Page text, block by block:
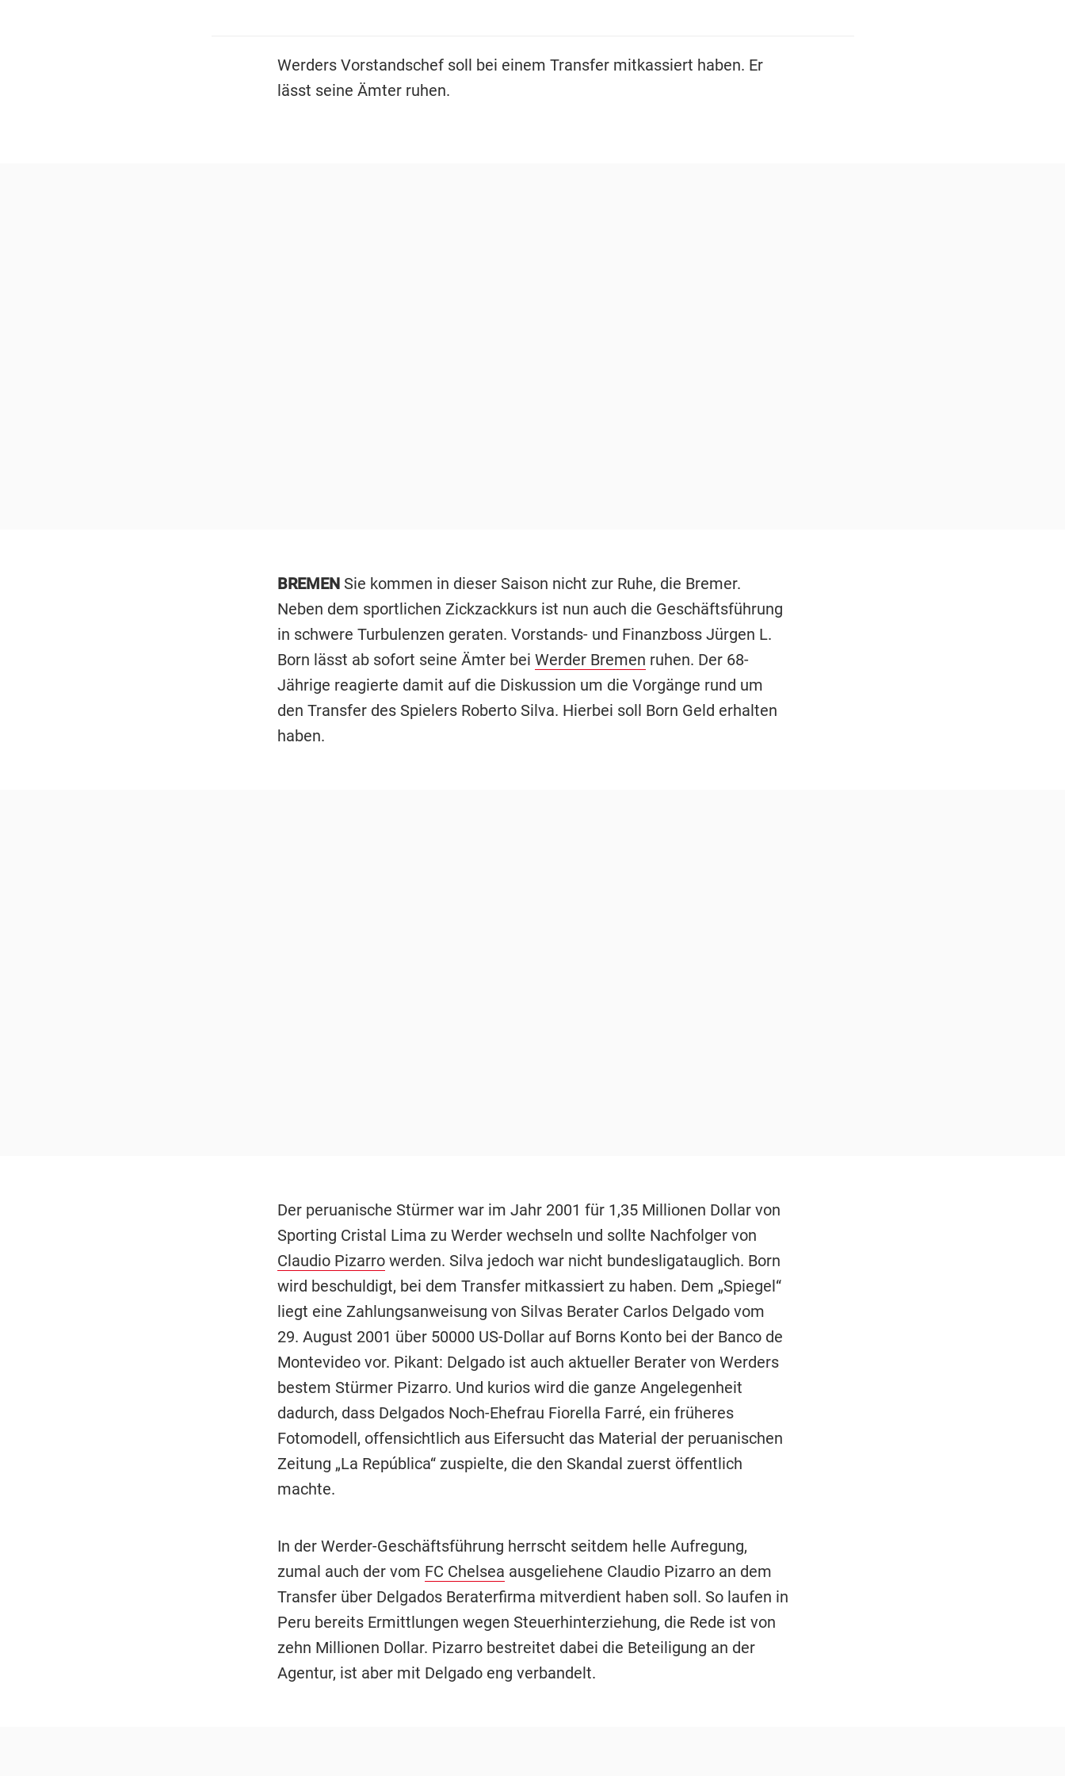
Werders Vorstandschef soll bei einem Transfer mitkassiert haben. Er
lässt seine Ämter ruhen.
BREMENSie kommen in dieser Saison nicht zur Ruhe, die Bremer.
Neben dem sportlichen Zickzackkurs ist nun auch die Geschäftsführung
in schwere Turbulenzen geraten. Vorstands- und Finanzboss Jürgen L.
Born lässt ab sofort seine Ämter bei Werder Bremen ruhen. Der 68-
Jährige reagierte damit auf die Diskussion um die Vorgänge rund um
den Transfer des Spielers Roberto Silva. Hierbei soll Born Geld erhalten
haben.
Der peruanische Stürmer war im Jahr 2001 für 1,35 Millionen Dollar von
Sporting Cristal Lima zu Werder wechseln und sollte Nachfolger von
Claudio Pizarrowerden. Silva jedoch war nicht bundesligatauglich. Born
wird beschuldigt, bei dem Transfer mitkassiert zu haben. Dem „Spiegel“
liegt eine Zahlungsanweisung von Silvas Berater Carlos Delgado vom
29. August 2001 über 50000 US-Dollar auf Borns Konto bei der Banco de
Montevideo vor. Pikant: Delgado ist auch aktueller Berater von Werders
bestem Stürmer Pizarro. Und kurios wird die ganze Angelegenheit
dadurch, dass Delgados Noch-Ehefrau Fiorella Farré, ein früheres
Fotomodell, offensichtlich aus Eifersucht das Material der peruanischen
Zeitung „La República“ zuspielte, die den Skandal zuerst öffentlich
machte.
In der Werder-Geschäftsführung herrscht seitdem helle Aufregung,
zumal auch der vom FC Chelsea ausgeliehene Claudio Pizarro an dem
Transfer über Delgados Beraterfirma mitverdient haben soll. So laufen in
Peru bereits Ermittlungen wegen Steuerhinterziehung, die Rede ist von
zehn Millionen Dollar. Pizarro bestreitet dabei die Beteiligung an der
Agentur, ist aber mit Delgado eng verbandelt.